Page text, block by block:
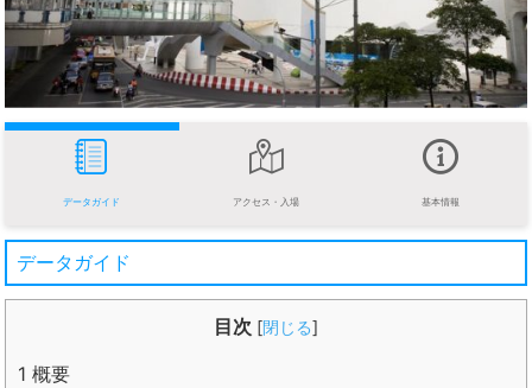
データガイド アクセス・入場 基本情報
データガイド
目次 [閉じる]
1 概要